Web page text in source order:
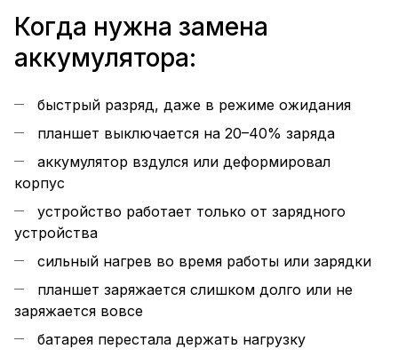
Когда нужна замена
аккумулятора:
быстрый разряд, даже в режиме ожидания
планшет выключается на 20–40% заряда
аккумулятор вздулся или деформировал
корпус
устройство работает только от зарядного
устройства
сильный нагрев во время работы или зарядки
планшет заряжается слишком долго или не
заряжается вовсе
батарея перестала держать нагрузку